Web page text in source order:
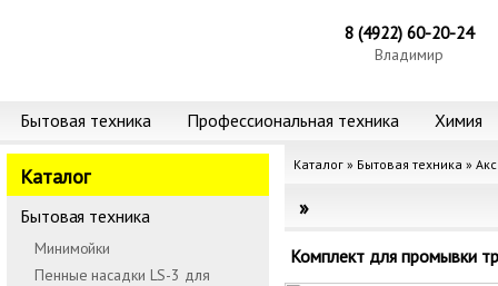
8 (4922) 60-20-24
Владимир
Бытовая техника Профессиональная техника Химия
Каталог
Бытовая техника
Минимойки
Пенные насадки LS-3 для
Каталог » Бытовая техника »
Комплект для промывки